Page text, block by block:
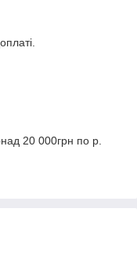
20 000грн по р.